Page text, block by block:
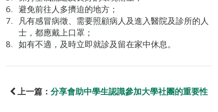
避免前往人多擠迫的地方；
凡有感冒病徵、需要照顧病人及進入醫院及診所的人
士，都應戴上口罩；
如有不適，及時立即就診及留在家中休息。
上一篇： 分享會助中學生認識參加大學社團的重要性